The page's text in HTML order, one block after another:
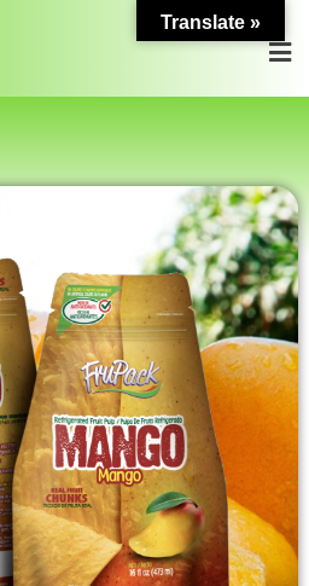
Translate »